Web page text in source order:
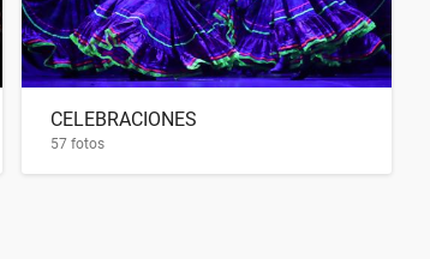
CELEBRACIONES
57 fotos